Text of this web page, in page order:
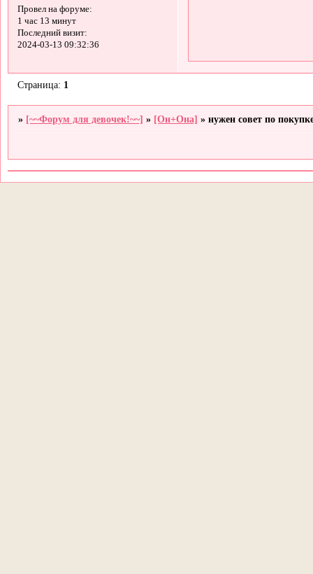
Провел на форуме:
1 час 13 минут
Последний визит:
2024-03-13 09:32:36
Страница: 1
» [~~Форум для девочек!~~] » [Он+Она] »нужен совет по